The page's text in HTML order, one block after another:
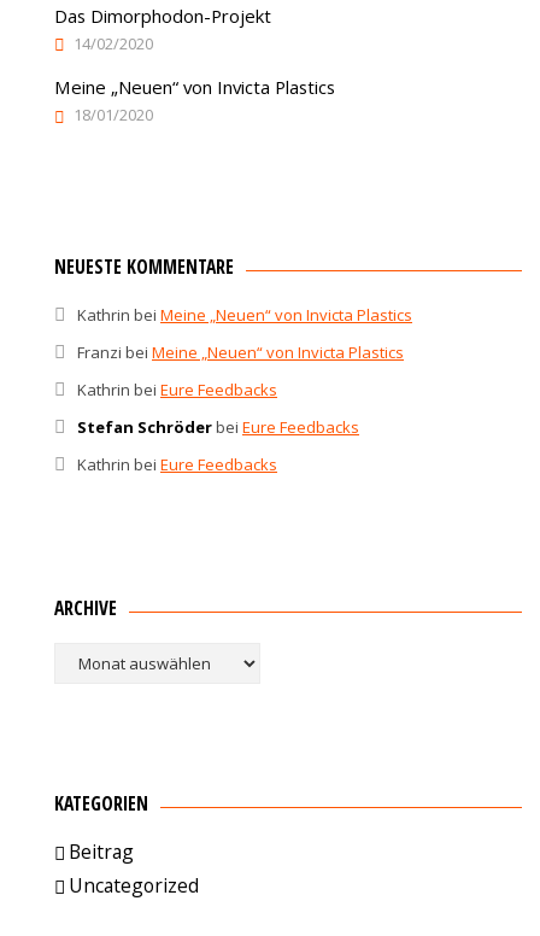
Das Dimorphodon-Projekt
14/02/2020
Meine „Neuen“ von Invicta Plastics
18/01/2020
NEUESTE KOMMENTARE
Kathrin bei Meine „Neuen“ von Invicta Plastics
Franzi bei Meine „Neuen“ von Invicta Plastics
Kathrin bei Eure Feedbacks
Stefan Schröderbei Eure Feedbacks
Kathrin bei Eure Feedbacks
ARCHIVE
Archive
KATEGORIEN
Beitrag
Uncategorized